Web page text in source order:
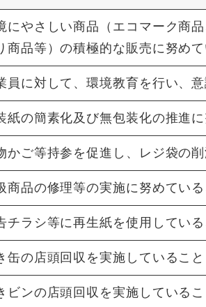
にやさしい商品（エコマーク商
商品等）の積極的な販売に努めて
員に対して、環境教育を行い、
紙の簡素化及び無包装化の推進
かご等持参を促進し、レジ袋の
商品の修理等の実施に努めている
チラシ等に再生紙を使用している
缶の店頭回収を実施していること
ビンの店頭回収を実施しているこ